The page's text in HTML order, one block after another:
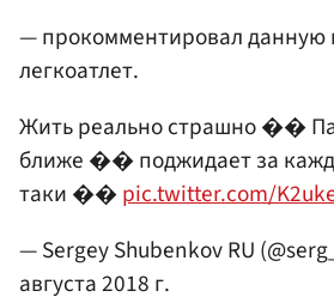
— прокомментировал данную
легкоатлет.
Жить реально страшно ��
ближе �� поджидает за
таки ��pic.twitter.com/
— Sergey Shubenkov RU
августа 2018 г.